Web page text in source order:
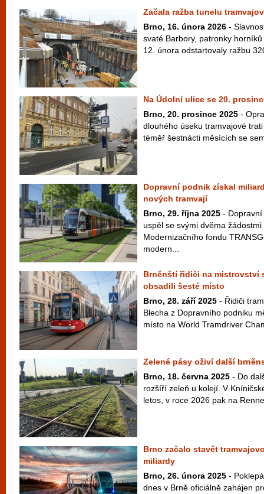
Začala ražba tunelu
Brno, 16. února 2026 -
svaté Barbory, patronky
12. února odstartovaly ražbu
Na Údolní ulice se 20.
Brno, 20. prosince 2025 -
dlouhého úseku tramvajové
téměř šestnácti měsících se
Dopravní podnik získal
nových tramvají
Brno, 29. října 2025 - Dopravní
uspěl se svými dvěma
Modernizačního fondu
modern...
Brněnští řidiči na mistrovství
obsadili šesté místo
Brno, 28. září 2025 - Řidiči
Blecha z Dopravního podniku
místo na World Tramdriver
Zelené pásy oživí další
Brno, 18. června 2025 - Do
rozšíří zeleň u kolejí. V
letos, v roce 2026 pak na
Brno začalo stavět
miliardy
Brno, 26. února 2025 -
dnes v Brně oficiálně zahájen